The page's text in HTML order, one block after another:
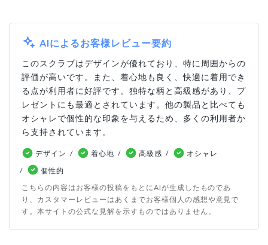
AIによるお客様レビュー要約
このスクラブはデザインが優れており、特に周囲からの
評価が高いです。また、着心地も良く、快適に着用でき
る点が利用者に好評です。独特な柄と高級感があり、プ
レゼントにも最適とされています。他の製品と比べても
オシャレで個性的な印象を与えるため、多くの利用者か
ら支持されています。
デザイン 着心地 高級感
オシャレ
個性的
こちらの内容はお客様の投稿をもとにAIが生成したものであ
り、カスタマーレビューはあくまでお客様個人の感想や意見で
す。本サイトの公式な見解を示すものではありません。